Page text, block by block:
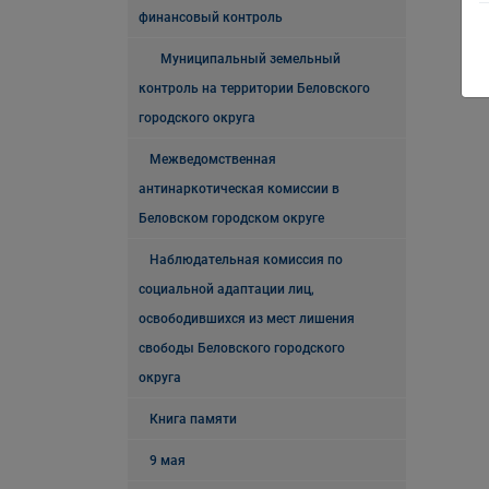
финансовый контроль
Муниципальный земельный
контроль на территории Беловского
городского округа
Межведомственная
антинаркотическая комиссии в
Беловском городском округе
Наблюдательная комиссия по
социальной адаптации лиц,
освободившихся из мест лишения
свободы Беловского городского
округа
Книга памяти
9 мая